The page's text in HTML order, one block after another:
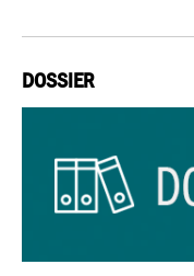
DOSSIER